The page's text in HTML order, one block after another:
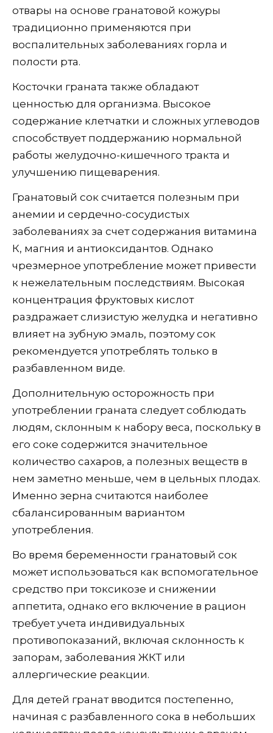
отвары на основе гранатовой кожуры
традиционно применяются при
воспалительных заболеваниях горла и
полости рта.
Косточки граната также обладают
ценностью для организма. Высокое
содержание клетчатки и сложных углеводов
способствует поддержанию нормальной
работы желудочно-кишечного тракта и
улучшению пищеварения.
Гранатовый сок считается полезным при
анемии и сердечно-сосудистых
заболеваниях за счет содержания витамина
К, магния и антиоксидантов. Однако
чрезмерное употребление может привести
к нежелательным последствиям. Высокая
концентрация фруктовых кислот
раздражает слизистую желудка и негативно
влияет на зубную эмаль, поэтому сок
рекомендуется употреблять только в
разбавленном виде.
Дополнительную осторожность при
употреблении граната следует соблюдать
людям, склонным к набору веса, поскольку в
его соке содержится значительное
количество сахаров, а полезных веществ в
нем заметно меньше, чем в цельных плодах.
Именно зерна считаются наиболее
сбалансированным вариантом
употребления.
Во время беременности гранатовый сок
может использоваться как вспомогательное
средство при токсикозе и снижении
аппетита, однако его включение в рацион
требует учета индивидуальных
противопоказаний, включая склонность к
запорам, заболевания ЖКТ или
аллергические реакции.
Для детей гранат вводится постепенно,
начиная с разбавленного сока в небольших